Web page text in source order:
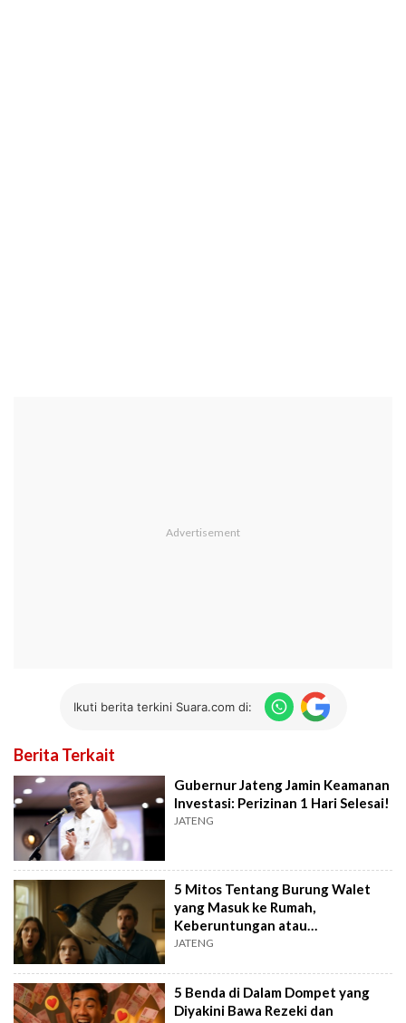
Ikuti berita terkini Suara.com di:
Berita Terkait
Gubernur Jateng Jamin Keamanan
Investasi: Perizinan 1 Hari Selesai!
JATENG
5 Mitos Tentang Burung Walet
yang Masuk ke Rumah,
Keberuntungan atau
Marabahaya?
JATENG
5 Benda di Dalam Dompet yang
Diyakini Bawa Rezeki dan